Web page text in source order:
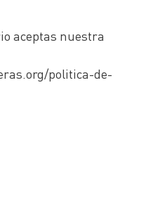
aceptas nuestra
politica-de-